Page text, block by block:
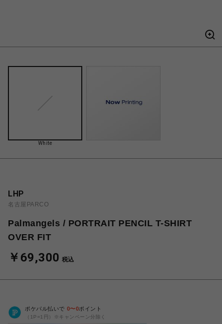
White
LHP
名古屋PARCO
Palmangels / PORTRAIT PENCIL T-SHIRT
OVER FIT
￥69,300 税込
ポケパル払いで 0〜0ポイント
（1P=1円）※キャンペーン分除く